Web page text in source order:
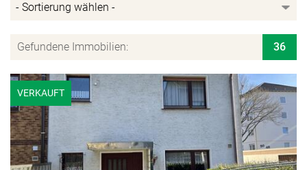
Gefundene Immobilien: 36
VERKAUFT